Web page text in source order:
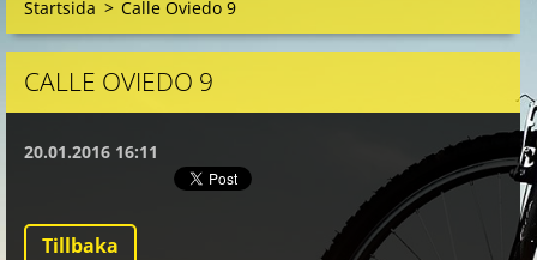
Startsida > Calle Oviedo 9
CALLE OVIEDO 9
20.01.2016 16:11
Tillbaka